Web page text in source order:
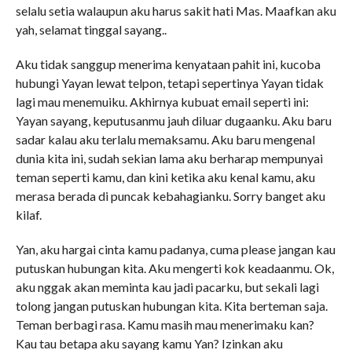
selalu setia walaupun aku harus sakit hati Mas. Maafkan aku
yah, selamat tinggal sayang..
Aku tidak sanggup menerima kenyataan pahit ini, kucoba
hubungi Yayan lewat telpon, tetapi sepertinya Yayan tidak
lagi mau menemuiku. Akhirnya kubuat email seperti ini:
Yayan sayang, keputusanmu jauh diluar dugaanku. Aku baru
sadar kalau aku terlalu memaksamu. Aku baru mengenal
dunia kita ini, sudah sekian lama aku berharap mempunyai
teman seperti kamu, dan kini ketika aku kenal kamu, aku
merasa berada di puncak kebahagianku. Sorry banget aku
kilaf.
Yan, aku hargai cinta kamu padanya, cuma please jangan kau
putuskan hubungan kita. Aku mengerti kok keadaanmu. Ok,
aku nggak akan meminta kau jadi pacarku, but sekali lagi
tolong jangan putuskan hubungan kita. Kita berteman saja.
Teman berbagi rasa. Kamu masih mau menerimaku kan?
Kau tau betapa aku sayang kamu Yan? Izinkan aku